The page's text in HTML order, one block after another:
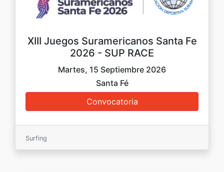
XIII Juegos Suramericanos Santa Fe
2026 - SUP RACE
Martes, 15 Septiembre 2026
Santa Fé
Surfing